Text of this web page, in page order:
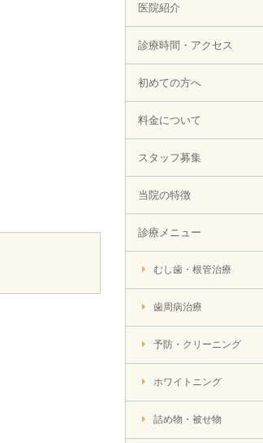
医院紹介
診療時間・アクセス
初めての方へ
料金について
スタッフ募集
当院の特徴
診療メニュー
むし歯・根管治療
歯周病治療
予防・クリーニング
ホワイトニング
詰め物・被せ物